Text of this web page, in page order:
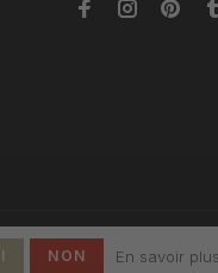
NON En savoir